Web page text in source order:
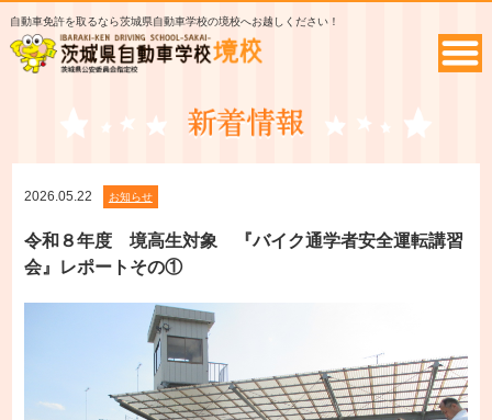
自動車免許を取るなら茨城県自動車学校の境校へお越しください！
2026.05.22 お知らせ
令和８年度 境高生対象 『バイク通学者安全運転講習
会』レポートその①